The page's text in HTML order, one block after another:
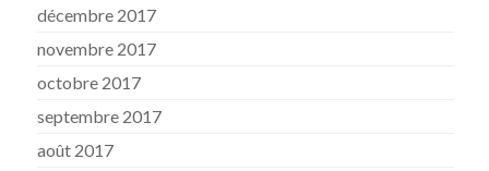
décembre 2017
novembre 2017
octobre 2017
septembre 2017
août 2017